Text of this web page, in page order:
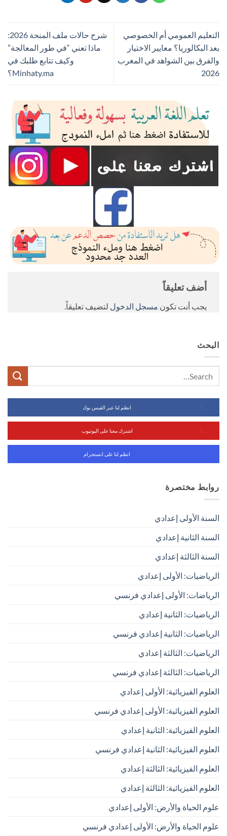
التعليم العمومي أم الخصوصي
بعد البكالوريا؟ معايير الاختيار
والفرق بين الشواهد في المغرب
2026
شرح حالات ملف المنحة 2026:
ماذا تعني “في طور المعالجة”
وكيف تتابع طلبك في
Minhaty.ma؟
أضف تعليقاً
يجب أنت تكون مسجل الدخول لتضيف تعليقاً.
البحث
انظم لنا عبر الفيس بوك
اشترك معنا على اليوتيوب
انظم لنا على انستجرام
روابط مختصرة
السنة الأولى إعدادي
السنة الثانية إعدادي
السنة الثالثة إعدادي
الرياضيات: الأولى إعدادي
الرياضات: الأولى إعدادي فرنسي
الرياضيات: الثانية إعدادي
الرياضيات: الثانية إعدادي فرنسي
الرياضيات: الثالثة إعدادي
الرياضيات: الثالثة إعدادي فرنسي
العلوم الفيزيائية: الأولى إعدادي
العلوم الفيزيائية: الأولى إعدادي فرنسي
العلوم الفيزيائية: الثانية إعدادي
العلوم الفيزيائية: الثانية إعدادي فرنسي
العلوم الفيزيائية: الثالثة إعدادي
العلوم الفيزيائية: الثالثة إعدادي
علوم الحياة والأرض: الأولى إعدادي
علوم الحياة والأرض: الأولى إعدادي فرنسي